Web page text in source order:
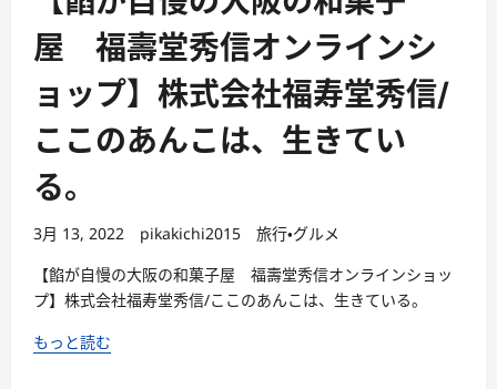
屋 福壽堂秀信オンラインシ
ョップ】株式会社福寿堂秀信/
ここのあんこは、生きてい
る。
3月 13, 2022 pikakichi2015
旅行・グルメ
【餡が自慢の大阪の和菓子屋 福壽堂秀信オンラインショッ
プ】株式会社福寿堂秀信/ここのあんこは、生きている。
もっと読む